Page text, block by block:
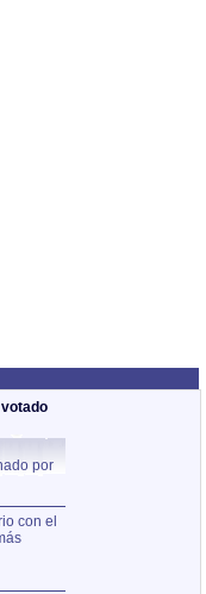
votado
por
con el